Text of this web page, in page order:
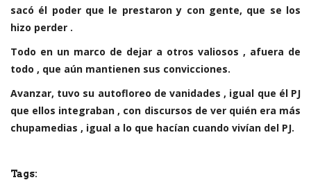
sacó él poder que le prestaron y con gente, que se los
hizo perder .
Todo en un marco de dejar a otros valiosos , afuera de
todo , que aún mantienen sus convicciones.
Avanzar, tuvo su autofloreo de vanidades , igual que él PJ
que ellos integraban , con discursos de ver quién era más
chupamedias , igual a lo que hacían cuando vivían del PJ.
Tags: